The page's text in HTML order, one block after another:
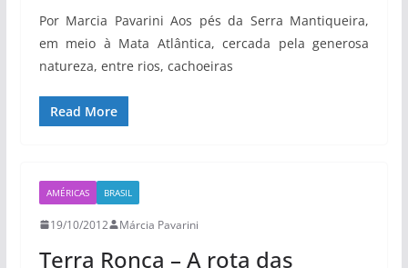
Por Marcia Pavarini Aos pés da Serra Mantiqueira,
em meio à Mata Atlântica, cercada pela generosa
natureza, entre rios, cachoeiras
Read More
AMÉRICAS BRASIL
19/10/2012 Márcia Pavarini
Terra Ronca – A rota das